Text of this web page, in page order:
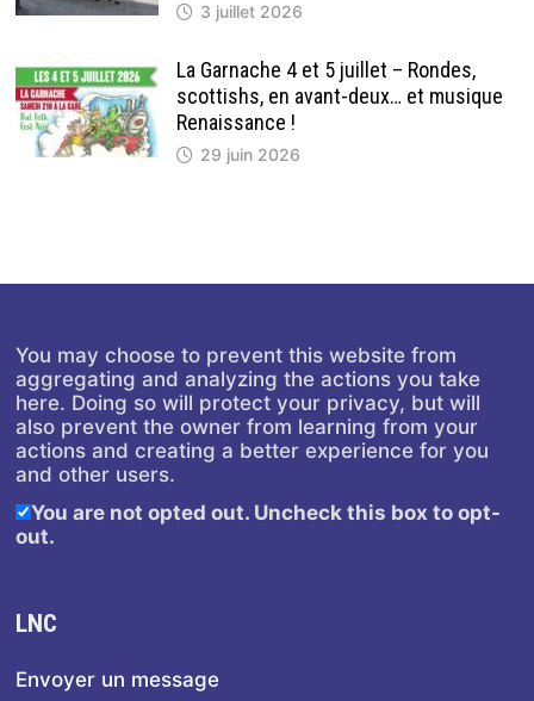
3 juillet 2026
La Garnache 4 et 5 juillet – Rondes,
scottishs, en avant-deux… et musique
Renaissance !
29 juin 2026
You may choose to prevent this website from
aggregating and analyzing the actions you take
here. Doing so will protect your privacy, but will
also prevent the owner from learning from your
actions and creating a better experience for you
and other users.
You are not opted out. Uncheck this box to opt-
out.
LNC
Envoyer un message